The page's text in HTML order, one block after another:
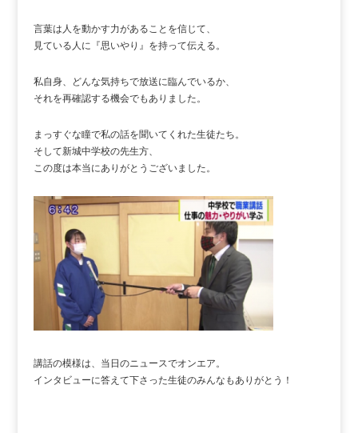
言葉は人を動かす力があることを信じて、
見ている人に『思いやり』を持って伝える。
私自身、どんな気持ちで放送に臨んでいるか、
それを再確認する機会でもありました。
まっすぐな瞳で私の話を聞いてくれた生徒たち。
そして新城中学校の先生方、
この度は本当にありがとうございました。
講話の模様は、当日のニュースでオンエア。
インタビューに答えて下さった生徒のみんなもありがとう！